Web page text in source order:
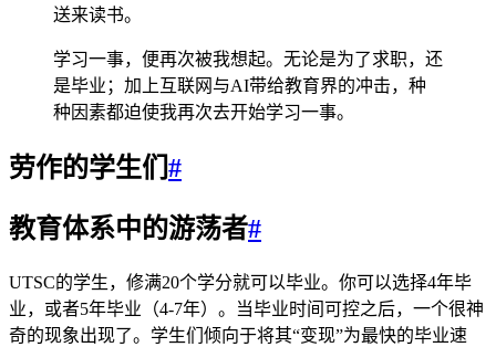
送来读书。
学习一事，便再次被我想起。无论是为了求职，还
是毕业；加上互联网与AI带给教育界的冲击，种
种因素都迫使我再次去开始学习一事。
劳作的学生们 #
教育体系中的游荡者#
UTSC的学生，修满20个学分就可以毕业。你可以选择4年毕
业，或者5年毕业（4-7年）。当毕业时间可控之后，一个很神
奇的现象出现了。学生们倾向于将其“变现”为最快的毕业速